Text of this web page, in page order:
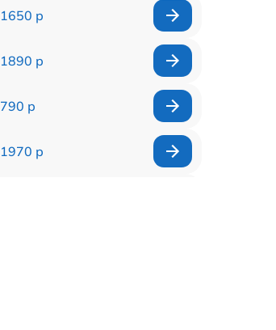
1650 р
1890 р
790 р
1970 р